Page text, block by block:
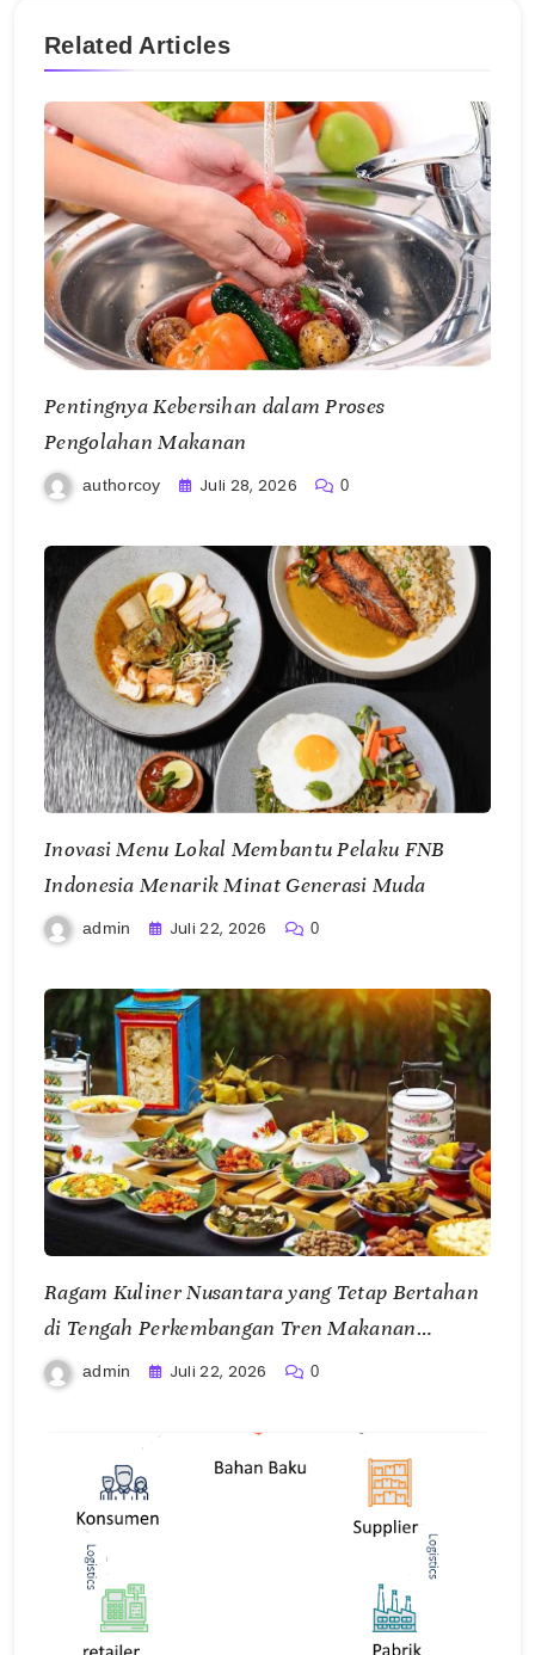
Related Articles
Pentingnya Kebersihan dalam Proses
Pengolahan Makanan
authorcoy Juli 28, 2026 0
Inovasi Menu Lokal Membantu Pelaku FNB
Indonesia Menarik Minat Generasi Muda
admin Juli 22, 2026 0
Ragam Kuliner Nusantara yang Tetap Bertahan
di Tengah Perkembangan Tren Makanan
Modern
admin Juli 22, 2026 0